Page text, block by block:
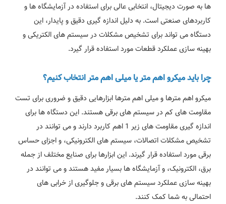
ها به صورت دیجیتال، انتخابی عالی برای استفاده در آزمایشگاه ها و
کاربردهای صنعتی است. به دلیل اندازه گیری دقیق و پایدار، این
دستگاه می تواند برای تشخیص مشکلات در سیستم های الکتریکی و
بهینه سازی عملکرد قطعات مورد استفاده قرار گیرد.
چرا باید میکرو اهم متر یا میلی اهم متر انتخاب کنیم؟
میکرو اهم مترها و میلی اهم مترها ابزارهایی دقیق و ضروری برای تست
مقاومت های کم در سیستم های برقی هستند. این دستگاه ها برای
اندازه گیری مقاومت های زیر 1 اهم کاربرد دارند و می توانند در
تشخیص مشکلات اتصالات، سیستم های الکترونیکی، و اجزای حساس
برقی مورد استفاده قرار گیرند. این ابزارها برای صنایع مختلف از جمله
برق، الکترونیک، و آزمایشگاه ها بسیار مفید هستند و می توانند در
بهینه سازی عملکرد سیستم های برقی و جلوگیری از خرابی های
احتمالی به شما کمک کنند.